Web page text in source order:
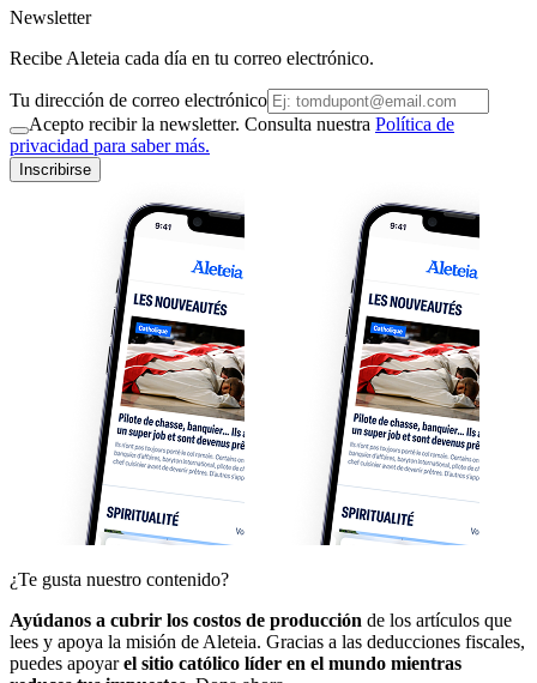
Newsletter
Recibe Aleteia cada día en tu correo electrónico.
Tu dirección de correo electrónico
Acepto recibir la newsletter. Consulta nuestra Política de
privacidad para saber más.
Inscribirse
¿Te gusta nuestro contenido?
Ayúdanos a cubrir los costos de producción de los artículos que
lees y apoya la misión de Aleteia. Gracias a las deducciones fiscales,
puedes apoyarel sitio católico líder en el mundo mientras